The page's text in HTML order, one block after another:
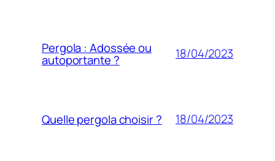
Pergola : Adossée ou
autoportante ? 18/04/2023
Quelle pergola choisir ? 18/04/2023